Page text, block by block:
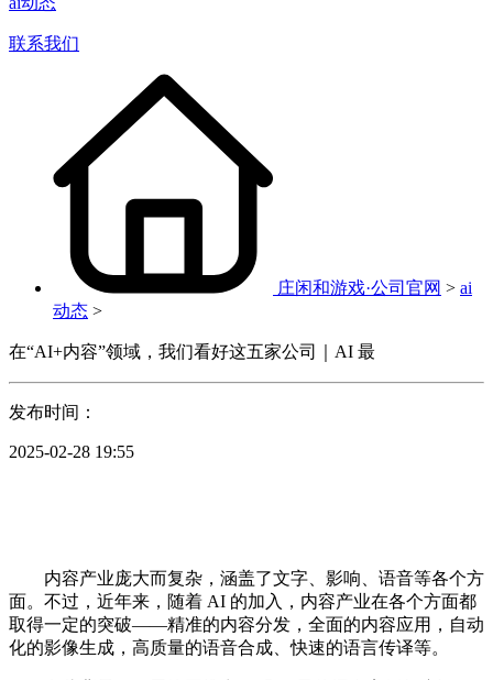
联系我们
庄闲和游戏·公司官网 > ai
动态 >
在“AI+内容”领域，我们看好这五家公司｜AI 最
发布时间：
2025-02-28 19:55
内容产业庞大而复杂，涵盖了文字、影响、语音等各个方
面。不过，近年来，随着 AI 的加入，内容产业在各个方面都
取得一定的突破——精准的内容分发，全面的内容应用，自动
化的影像生成，高质量的语音合成、快速的语言传译等。